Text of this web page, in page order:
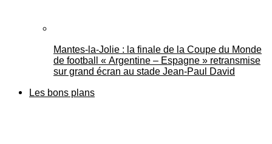
Mantes-la-Jolie : la finale de la Coupe du Monde
de football « Argentine – Espagne » retransmise
sur grand écran au stade Jean-Paul David
Les bons plans